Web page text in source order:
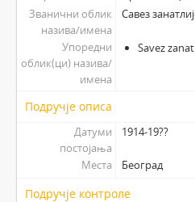
Званични облик
назива/имена
Савез
Упоредни
облик(ци) назива/
имена
Savez
Подручје описа
Датуми
постојања
1914-19??
Места Београд
Подручје контроле